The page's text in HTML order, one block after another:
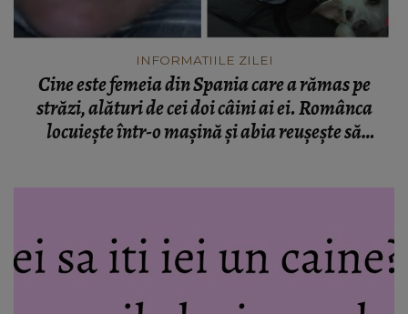
INFORMATIILE ZILEI
Cine este femeia din Spania care a rămas pe
străzi, alături de cei doi câini ai ei. Românca
locuiește într-o mașină și abia reușește să